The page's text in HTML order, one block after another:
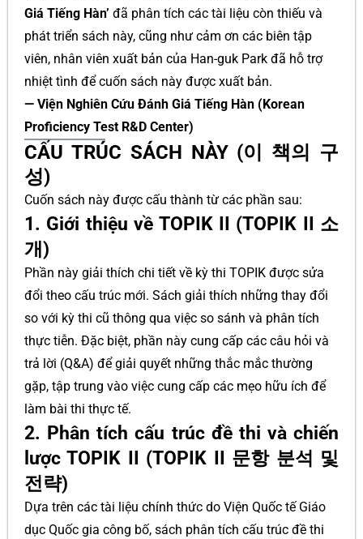
Giá Tiếng Hàn’ đã phân tích các tài liệu còn thiếu và
phát triển sách này, cũng như cảm ơn các biên tập
viên, nhân viên xuất bản của Han-guk Park đã hỗ trợ
nhiệt tình để cuốn sách này được xuất bản.
— Viện Nghiên Cứu Đánh Giá Tiếng Hàn (Korean
Proficiency Test R&D Center)
CẤU TRÚC SÁCH NÀY (이 책의 구
성)
Cuốn sách này được cấu thành từ các phần sau:
1. Giới thiệu về TOPIK II (TOPIK II 소
개)
Phần này giải thích chi tiết về kỳ thi TOPIK được sửa
đổi theo cấu trúc mới. Sách giải thích những thay đổi
so với kỳ thi cũ thông qua việc so sánh và phân tích
thực tiễn. Đặc biệt, phần này cung cấp các câu hỏi và
trả lời (Q&A) để giải quyết những thắc mắc thường
gặp, tập trung vào việc cung cấp các mẹo hữu ích để
làm bài thi thực tế.
2. Phân tích cấu trúc đề thi và chiến
lược TOPIK II (TOPIK II 문항 분석 및
전략)
Dựa trên các tài liệu chính thức do Viện Quốc tế Giáo
dục Quốc gia công bố, sách phân tích cấu trúc đề thi